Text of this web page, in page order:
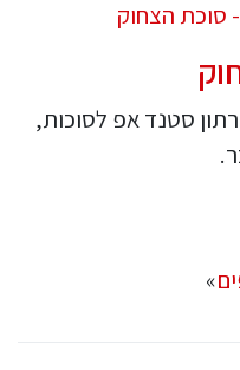
סטנד אפ לסוכות,
»